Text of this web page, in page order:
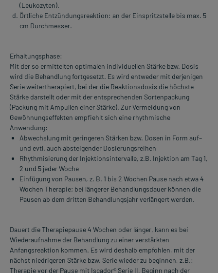
(Leukozyten).
Örtliche Entzündungsreaktion: an der Einspritzstelle bis max. 5
cm Durchmesser.
Erhaltungsphase:
Mit der so ermittelten optimalen individuellen Stärke bzw. Dosis
wird die Behandlung fortgesetzt. Es wird entweder mit derjenigen
Serie weitertherapiert, bei der die Reaktionsdosis die höchste
Stärke darstellt oder mit der entsprechenden Sortenpackung
(Packung mit Ampullen einer Stärke). Zur Vermeidung von
Gewöhnungseffekten empfiehlt sich eine rhythmische
Anwendung:
Abwechslung mit geringeren Stärken bzw. Dosen in Form auf–
und evtl. auch absteigender Dosierungsreihen
Rhythmisierung der Injektionsintervalle, z.B. Injektion am Tag 1,
2 und 5 jeder Woche
Einfügung von Pausen, z. B. 1 bis 2 Wochen Pause nach etwa 4
Wochen Therapie; bei längerer Behandlungsdauer können die
Pausen ab dem dritten Behandlungsjahr verlängert werden.
Dauert die Therapiepause 4 Wochen oder länger, kann es bei
Wiederaufnahme der Behandlung zu einer verstärkten
Anfangsreaktion kommen. Es wird deshalb empfohlen, mit der
nächst niedrigeren Stärke bzw. Serie wieder zu beginnen, z.B.:
Therapie vor der Pause mit Iscador® Serie II, Beginn nach der